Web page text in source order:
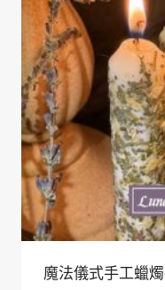
魔法儀式手工蠟